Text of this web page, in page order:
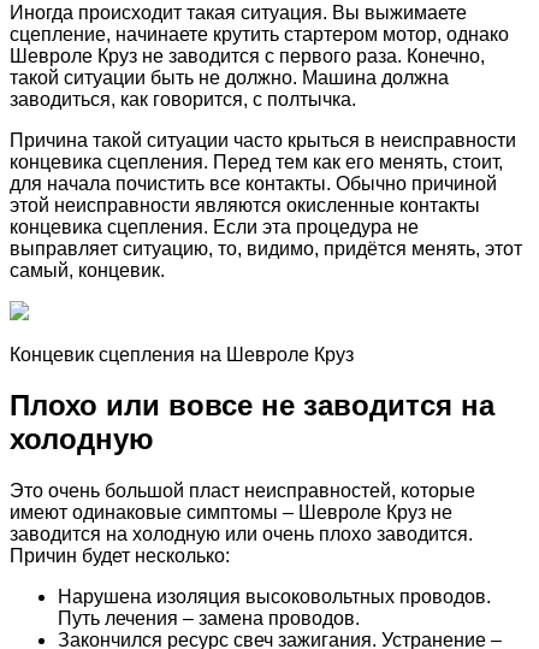
Иногда происходит такая ситуация. Вы выжимаете
сцепление, начинаете крутить стартером мотор, однако
Шевроле Круз не заводится с первого раза. Конечно,
такой ситуации быть не должно. Машина должна
заводиться, как говорится, с полтычка.
Причина такой ситуации часто крыться в неисправности
концевика сцепления. Перед тем как его менять, стоит,
для начала почистить все контакты. Обычно причиной
этой неисправности являются окисленные контакты
концевика сцепления. Если эта процедура не
выправляет ситуацию, то, видимо, придётся менять, этот
самый, концевик.
Концевик сцепления на Шевроле Круз
Плохо или вовсе не заводится на
холодную
Это очень большой пласт неисправностей, которые
имеют одинаковые симптомы – Шевроле Круз не
заводится на холодную или очень плохо заводится.
Причин будет несколько:
Нарушена изоляция высоковольтных проводов.
Путь лечения – замена проводов.
Закончился ресурс свеч зажигания. Устранение –